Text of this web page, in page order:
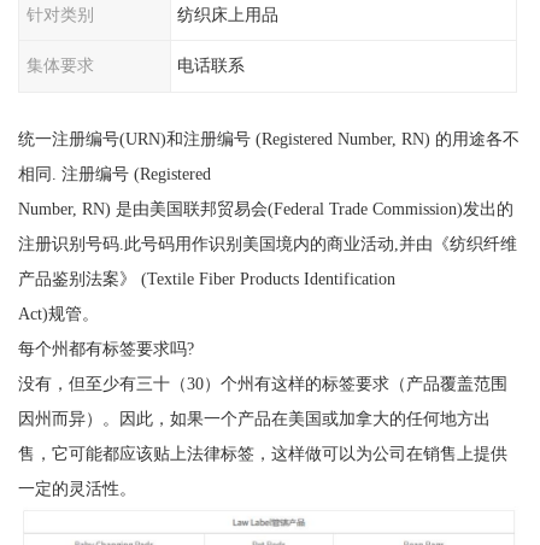
针对类别 纺织床上用品
集体要求 电话联系
统一注册编号(URN)和注册编号 (Registered Number, RN) 的用途各不
相同. 注册编号 (Registered
Number, RN) 是由美国联邦贸易会(Federal Trade Commission)发出的
注册识别号码.此号码用作识别美国境内的商业活动,并由《纺织纤维
产品鉴别法案》 (Textile Fiber Products Identification
Act)规管。
每个州都有标签要求吗?
没有，但至少有三十（30）个州有这样的标签要求（产品覆盖范围
因州而异）。因此，如果一个产品在美国或加拿大的任何地方出
售，它可能都应该贴上法律标签，这样做可以为公司在销售上提供
一定的灵活性。